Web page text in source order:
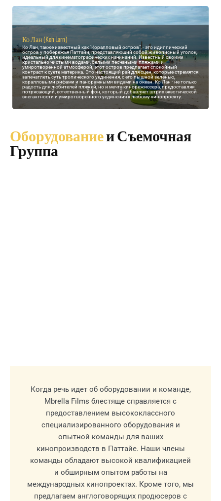
Ко Лан (Koh Larn)
Ко Лан, также известный как "Коралловый остров", - это идиллический
остров у побережья Паттайи, представляющий собой живописный уголок,
идеальный для кинематографических начинаний. Известный своими
кристально чистыми водами, белыми песчаными пляжами и
умиротворенной атмосферой, этот остров предлагает спокойный
контраст к суете материка. Это настоящий рай для сцен, которые стремятся
запечатлеть суть тропического уединения, с его пышной зеленью,
коралловыми рифами и панорамными видами на океан. Ко Лан - не только
радость для любителей пляжей, но и мечта кинорежиссера, предоставляя
потрясающий, естественный фон, который добавляет штрих экзотической
элегантности и умиротворенного уединения к любому кинопроекту.
Оборудованиеи Съемочная
Группа
Когда речь идет об оборудовании и команде,
Mbrella Films блестяще справляется с
предоставлением высококлассного
специализированного оборудования и
опытной команды для ваших
кинопроизводств в Паттайе. Наши члены
команды обладают высокой квалификацией
и обширным опытом работы на
международных кинопроектах. Кроме того, мы
предлагаем англоговорящих продюсеров с